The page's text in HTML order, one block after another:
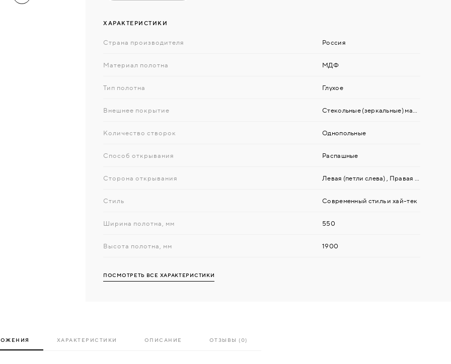
ХАРАКТЕРИСТИКИ
Страна производителя Россия
Материал полотна МДФ
Тип полотна Глухое
Внешнее покрытие
Количество створок Однопольные
Способ открывания Распашные
Сторона открывания Левая (петли слева) Правая (петли справа)
Стиль Современный стиль и хай-тек
Ширина полотна, мм 550
Высота полотна, мм 1900
ПОСМОТРЕТЬ ВСЕ ХАРАКТЕРИСТИКИ
ХАРАКТЕРИСТИКИ ОПИСАНИЕ ОТЗЫВЫ (0)